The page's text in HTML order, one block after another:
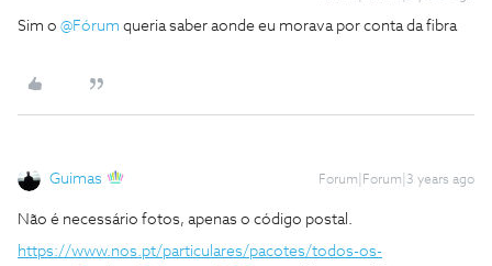
Sim o @Fórum queria saber aonde eu morava por conta da fibra
Guimas Forum|Forum|3 years ago
Não é necessário fotos, apenas o código postal.
https://www.nos.pt/particulares/pacotes/todos-os-